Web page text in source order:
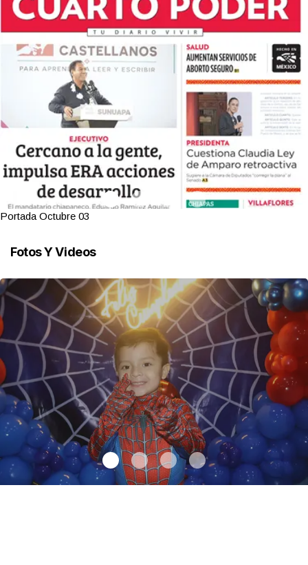
Portada Octubre 03
Fotos Y Videos